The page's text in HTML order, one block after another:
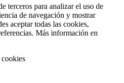
terceros para analizar el uso de
de navegación y mostrar
aceptar todas las cookies,
Más información en
cookies